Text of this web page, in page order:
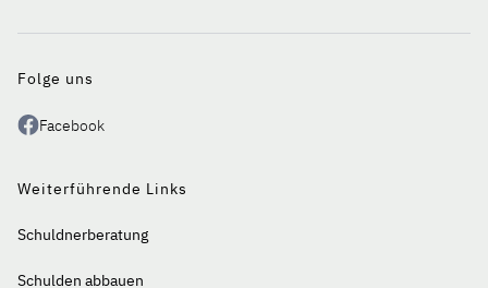
Folge uns
Facebook
Weiterführende Links
Schuldnerberatung
Schulden abbauen